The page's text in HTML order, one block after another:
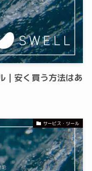
｜安く買う方法はあ
サービス・ツール